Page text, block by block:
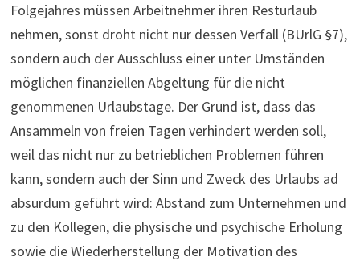
Folgejahres müssen Arbeit­nehmer ihren Rest­ur­laub
nehmen, sonst droht nicht nur dessen Verfall (BUrlG §7),
sondern auch der Ausschluss einer unter Umständen
möglichen finanziellen Abgeltung für die nicht
genommenen Urlaubstage. Der Grund ist, dass das
Ansammeln von freien Tagen verhindert werden soll,
weil das nicht nur zu betrieblichen Problemen führen
kann, sondern auch der Sinn und Zweck des Urlaubs ad
absurdum geführt wird: Abstand zum Unternehmen und
zu den Kollegen, die physische und psychische Erholung
sowie die Wiederherstellung der Motivation des